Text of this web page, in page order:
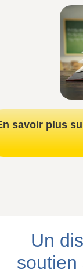
savoir plus
Un
soutien